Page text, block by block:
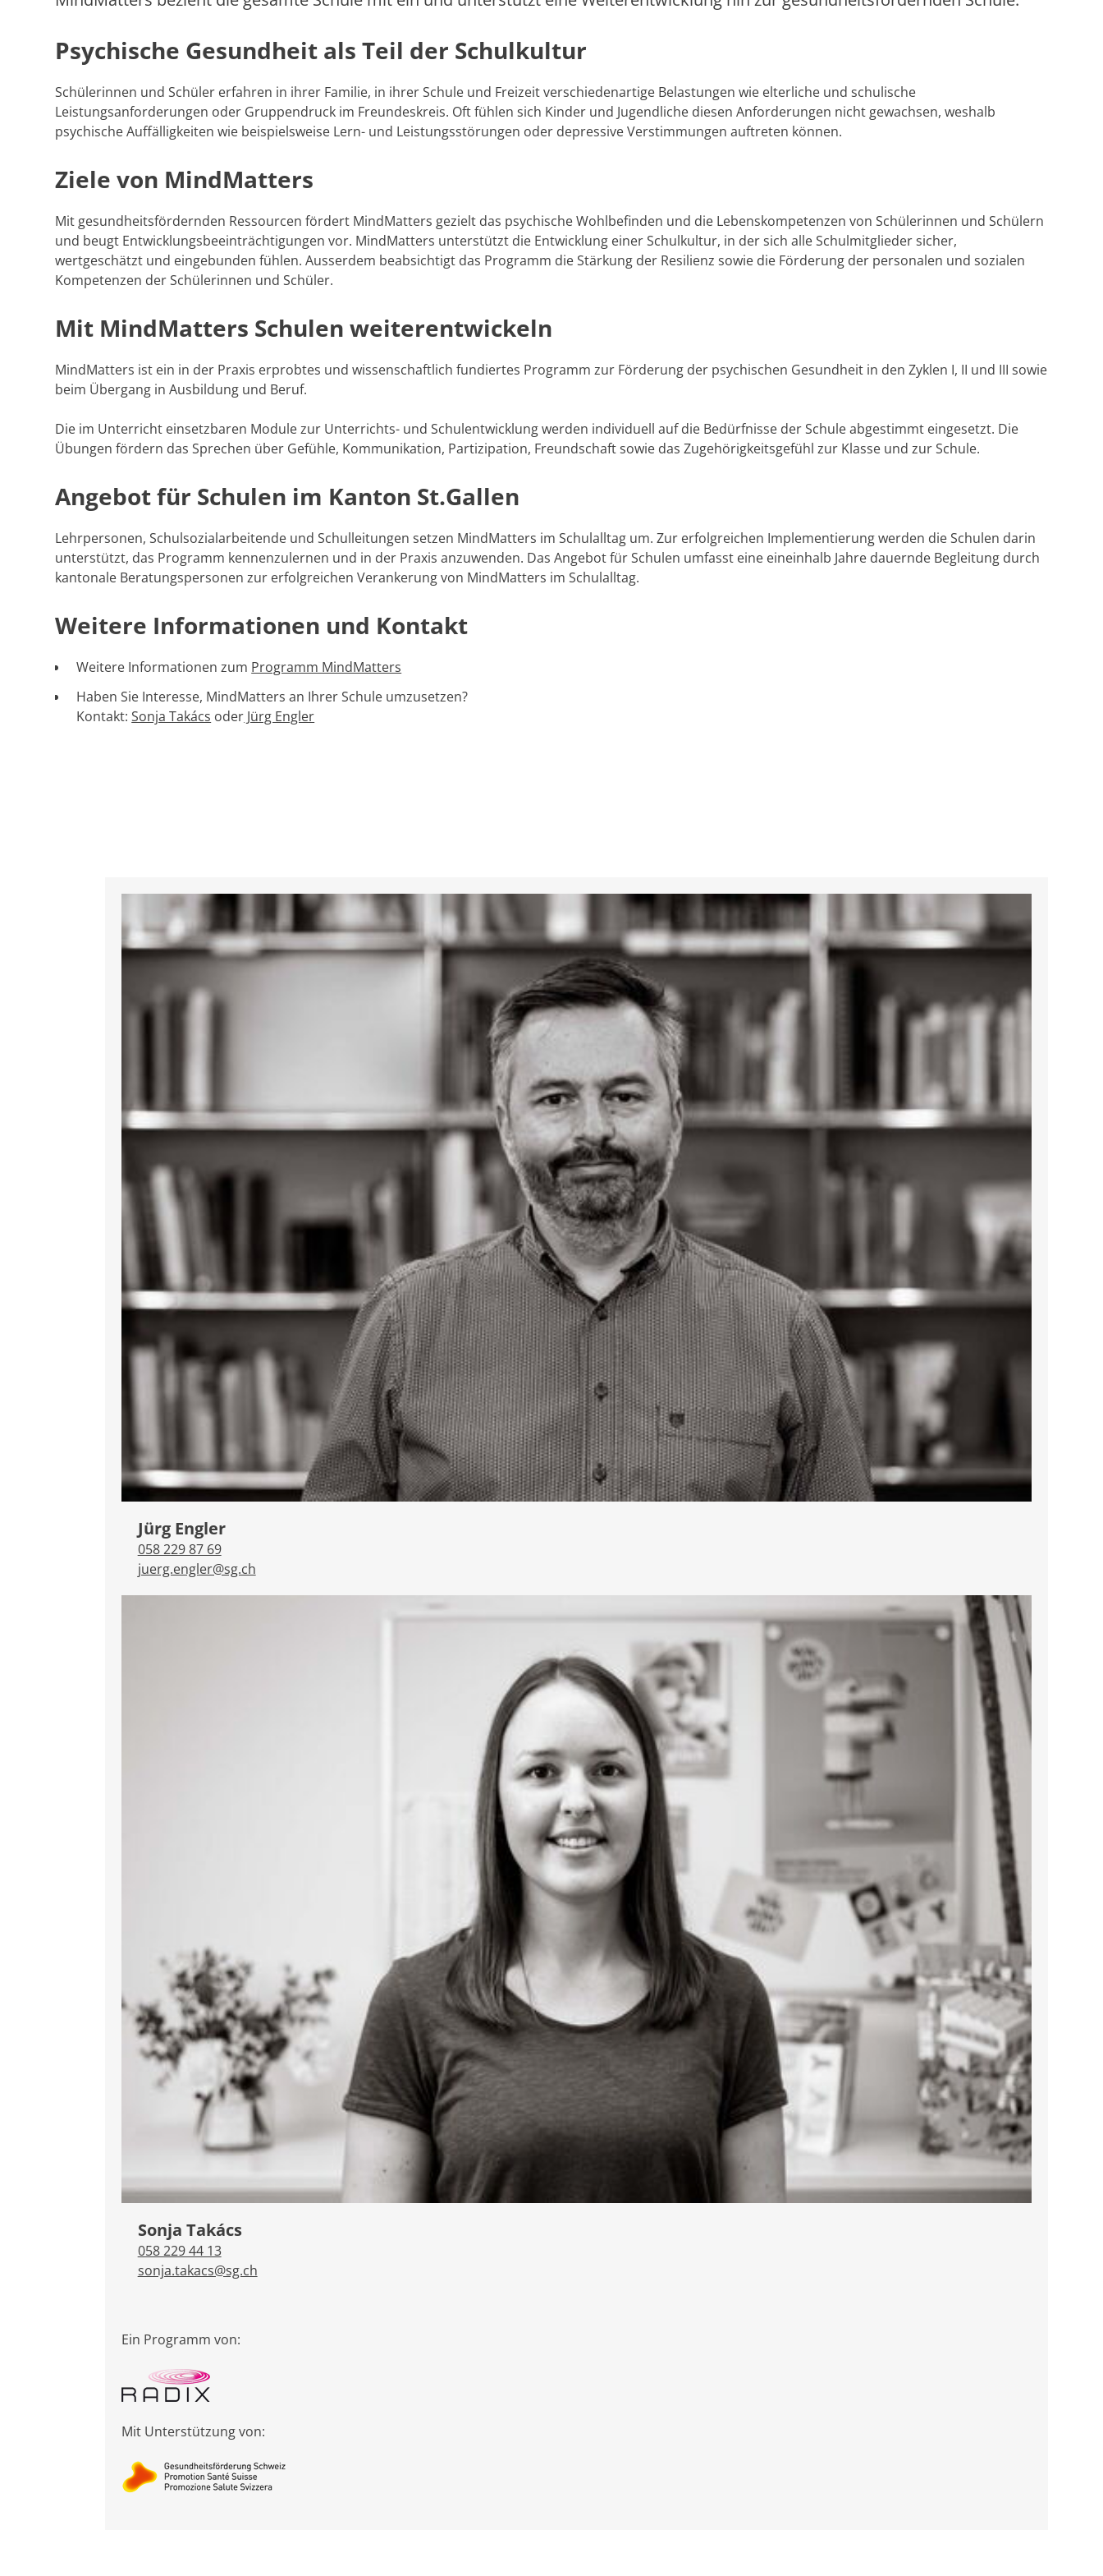
Psychische Gesundheit als Teil der Schulkultur
Schülerinnen und Schüler erfahren in ihrer Familie, in ihrer Schule und Freizeit verschiedenartige Belastungen wie elterliche und schulische
Leistungsanforderungen oder Gruppendruck im Freundeskreis. Oft fühlen sich Kinder und Jugendliche diesen Anforderungen nicht gewachsen, weshalb
psychische Auffälligkeiten wie beispielsweise Lern- und Leistungsstörungen oder depressive Verstimmungen auftreten können.
Ziele von MindMatters
Mit gesundheitsfördernden Ressourcen fördert MindMatters gezielt das psychische Wohlbefinden und die Lebenskompetenzen von Schülerinnen und Schülern
und beugt Entwicklungsbeeinträchtigungen vor. MindMatters unterstützt die Entwicklung einer Schulkultur, in der sich alle Schulmitglieder sicher,
wertgeschätzt und eingebunden fühlen. Ausserdem beabsichtigt das Programm die Stärkung der Resilienz sowie die Förderung der personalen und sozialen
Kompetenzen der Schülerinnen und Schüler.
Mit MindMatters Schulen weiterentwickeln
MindMatters ist ein in der Praxis erprobtes und wissenschaftlich fundiertes Programm zur Förderung der psychischen Gesundheit in den Zyklen I, II und III sowie
beim Übergang in Ausbildung und Beruf.
Die im Unterricht einsetzbaren Module zur Unterrichts- und Schulentwicklung werden individuell auf die Bedürfnisse der Schule abgestimmt eingesetzt. Die
Übungen fördern das Sprechen über Gefühle, Kommunikation, Partizipation, Freundschaft sowie das Zugehörigkeitsgefühl zur Klasse und zur Schule.
Angebot für Schulen im Kanton St.Gallen
Lehrpersonen, Schulsozialarbeitende und Schulleitungen setzen MindMatters im Schulalltag um. Zur erfolgreichen Implementierung werden die Schulen darin
unterstützt, das Programm kennenzulernen und in der Praxis anzuwenden. Das Angebot für Schulen umfasst eine eineinhalb Jahre dauernde Begleitung durch
kantonale Beratungspersonen zur erfolgreichen Verankerung von MindMatters im Schulalltag.
Weitere Informationen und Kontakt
Weitere Informationen zum Programm MindMatters
Haben Sie Interesse, MindMatters an Ihrer Schule umzusetzen?
Kontakt:Sonja Takács oder Jürg Engler
Jürg Engler
058 229 87 69
juerg.engler@sg.ch
Sonja Takács
058 229 44 13
sonja.takacs@sg.ch
Ein Programm von:
Mit Unterstützung von: